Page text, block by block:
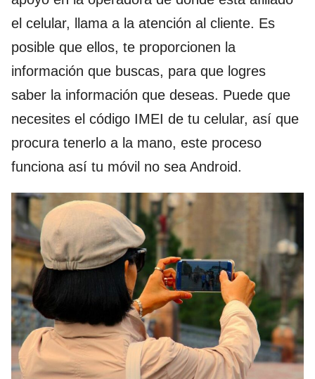
el celular, llama a la atención al cliente. Es
posible que ellos, te proporcionen la
información que buscas, para que logres
saber la información que deseas. Puede que
necesites el código IMEI de tu celular, así que
procura tenerlo a la mano, este proceso
funciona así tu móvil no sea Android.